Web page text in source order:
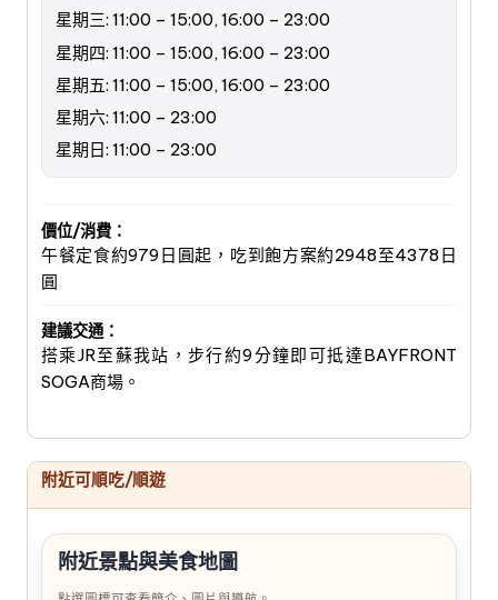
星期三: 11:00 – 15:00, 16:00 – 23:00
星期四: 11:00 – 15:00, 16:00 – 23:00
星期五: 11:00 – 15:00, 16:00 – 23:00
星期六: 11:00 – 23:00
星期日: 11:00 – 23:00
價位/消費：
午餐定食約979日圓起，吃到飽方案約2948至4378日
圓
建議交通：
搭乘JR至蘇我站，步行約9分鐘即可抵達BAYFRONT
SOGA商場。
附近可順吃/順遊
附近景點與美食地圖